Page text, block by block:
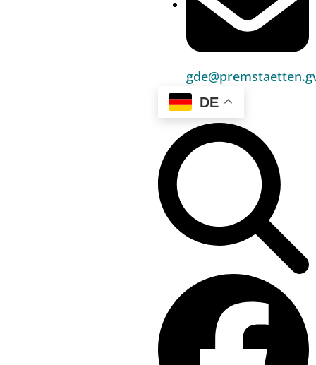
DE
Bildung, Kinderbetreuung & Schule
Jugend, Familie & Senior:innen
Gesundheit & Soziales
Verkehr & Wirtschaft